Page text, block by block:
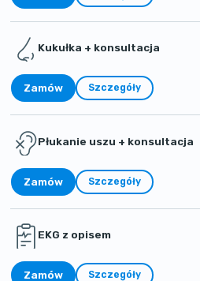
Kukułka + konsultacja
Zamów Szczegóły
Płukanie uszu + konsultacja
Zamów Szczegóły
EKG z opisem
Zamów Szczegóły